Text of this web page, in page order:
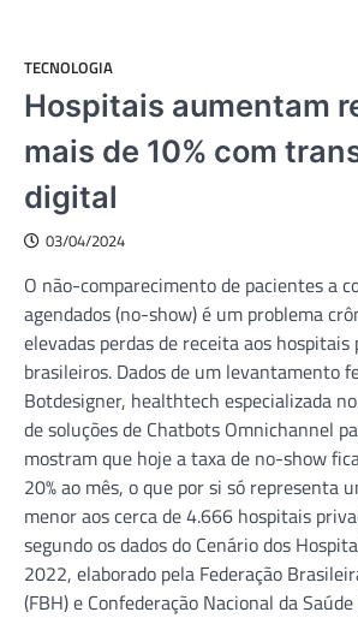
TECNOLOGIA
Hospitais aumentam
mais de 10% com
digital
03/04/2024
O não-comparecimento de pacientes a
agendados (no-show) é um problema
elevadas perdas de receita aos hospitais
brasileiros. Dados de um levantamento
Botdesigner, healthtech especializada
de soluções de Chatbots Omnichannel
mostram que hoje a taxa de no-show
20% ao mês, o que por si só representa
menor aos cerca de 4.666 hospitais
segundo os dados do Cenário dos
2022, elaborado pela Federação
(FBH) e Confederação Nacional da Saúde